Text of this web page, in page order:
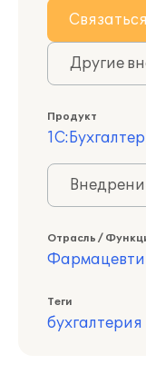
Связаться
Другие
Продукт
Отрасль /
Теги
бухгалтерия